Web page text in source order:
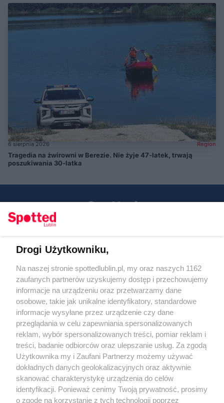
6 sierpnia 2026 Region
Tragedia na żwirowni w Berezie. Nie żyje 47-latek, trwają
poszukiwania 30-latka
KATEGORIE
OGŁOSZENIA
WYDARZENIA
NA SKRÓTY
Regulamin
Polityka prywatności
RODO
Warunki korzystania z treści
Drogi Użytkowniku,
Na naszej stronie spottedlublin.pl, my oraz naszych 1162
zaufanych partnerów uzyskujemy dostęp i przechowujemy
informacje na urządzeniu oraz przetwarzamy dane
osobowe, takie jak unikalne identyfikatory, standardowe
informacje wysyłane przez urządzenie czy dane
przeglądania w celu zapewniania spersonalizowanych
reklam, wybór spersonalizowanych treści, pomiar reklam i
treści, badanie odbiorców oraz ulepszanie usług. Za zgodą
Użytkownika my i Zaufani Partnerzy możemy używać
dokładnych danych geolokalizacyjnych oraz aktywnie
skanować charakterystykę urządzenia do celów
identyfikacji. Ponieważ cenimy Twoją prywatność, prosimy
o zgodę na korzystanie z tych technologii poprzez